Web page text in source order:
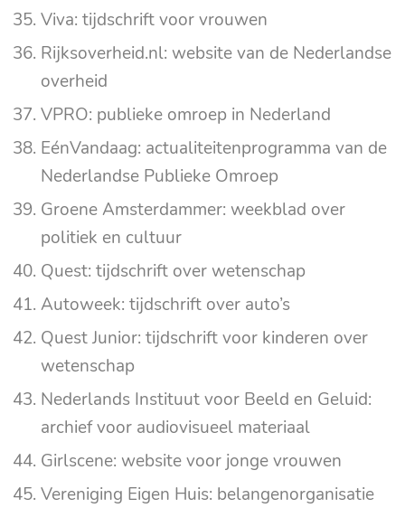
Viva: tijdschrift voor vrouwen
Rijksoverheid.nl: website van de Nederlandse
overheid
VPRO: publieke omroep in Nederland
EénVandaag: actualiteitenprogramma van de
Nederlandse Publieke Omroep
Groene Amsterdammer: weekblad over
politiek en cultuur
Quest: tijdschrift over wetenschap
Autoweek: tijdschrift over auto’s
Quest Junior: tijdschrift voor kinderen over
wetenschap
Nederlands Instituut voor Beeld en Geluid:
archief voor audiovisueel materiaal
Girlscene: website voor jonge vrouwen
Vereniging Eigen Huis: belangenorganisatie